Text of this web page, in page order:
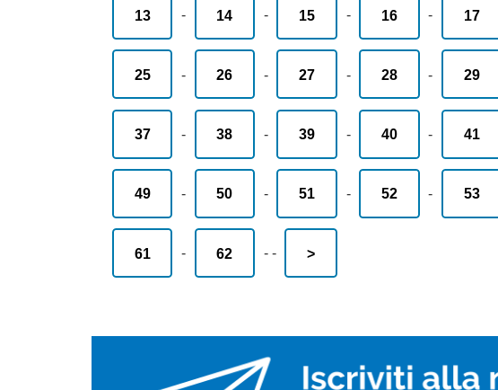
13 - 14 - 15 - 16 - 17
25 - 26 - 27 - 28 - 29
37 - 38 - 39 - 40 - 41
49 - 50 - 51 - 52 - 53
61 - 62 - - >